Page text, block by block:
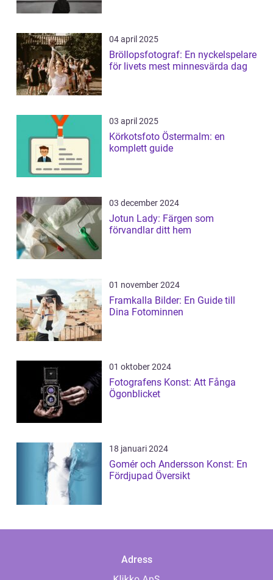
04 april 2025
Bröllopsfotograf: En nyckelspelare
för livets mest minnesvärda dag
03 april 2025
Körkotsfoto Östermalm: en
komplett guide
03 december 2024
Jotun Lady: Färgen som
förvandlar ditt hem
01 november 2024
Framkalla Bilder: En Guide till
Dina Fotominnen
01 oktober 2024
Fotografens Konst: Att Fånga
Ögonblicket
18 januari 2024
Gomér och Andersson Konst: En
Fördjupad Översikt
Adress